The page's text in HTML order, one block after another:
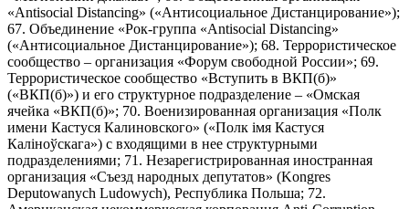
«Antisocial Distancing» («Антисоциальное Дистанцирование»);
67. Объединение «Рок-группа «Antisocial Distancing»
(«Антисоциальное Дистанцирование»); 68. Террористическое
сообщество – организация «Форум свободной России»; 69.
Террористическое сообщество «Вступить в ВКП(б)»
(«ВКП(б)») и его структурное подразделение – «Омская
ячейка «ВКП(б)»; 70. Военизированная организация «Полк
имени Кастуся Калиновского» («Полк iмя Кастуся
Калiноўскага») с входящими в нее структурными
подразделениями; 71. Незарегистрированная иностранная
организация «Съезд народных депутатов» (Kongres
Deputowanych Ludowych), Республика Польша; 72.